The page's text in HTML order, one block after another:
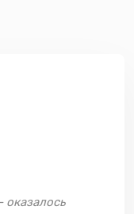
оказалось